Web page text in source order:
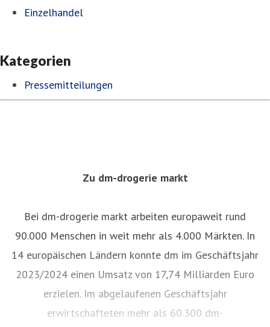
Einzelhandel
Kategorien
Pressemitteilungen
Zu dm-drogerie markt
Bei dm-drogerie markt arbeiten europaweit rund
90.000 Menschen in weit mehr als 4.000 Märkten. In
14 europäischen Ländern konnte dm im Geschäftsjahr
2023/2024 einen Umsatz von 17,74 Milliarden Euro
erzielen. Im abgelaufenen Geschäftsjahr
erwirtschafteten mehr als 60.300 dm-